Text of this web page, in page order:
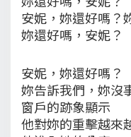
安妮，妳還好嗎？
妳還好嗎，安妮？
安妮，妳還好嗎？
妳告訴我們，妳沒
窗戶的跡象顯示
他對妳的重擊越來